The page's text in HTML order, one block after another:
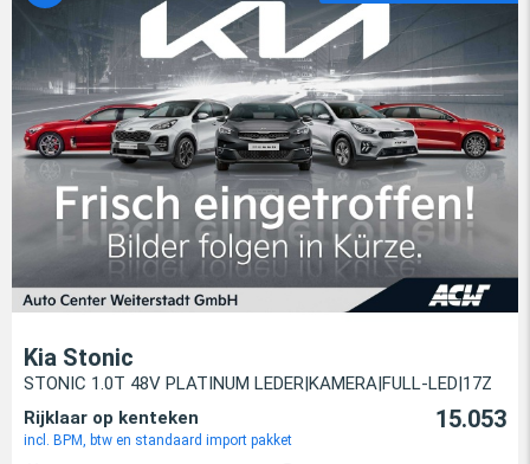
Kia Stonic
STONIC 1.0T 48V PLATINUM LEDER|KAMERA|FULL-LED|17Z
Rijklaar op kenteken
incl. BPM, btw en standaard import pakket
15.053